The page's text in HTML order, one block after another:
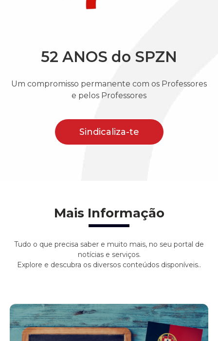
52 ANOS do SPZN
Um compromisso permanente com os Professores
e pelos Professores
Sindicaliza-te
Mais Informação
Tudo o que precisa saber e muito mais, no seu portal de
notícias e serviços.
Explore e descubra os diversos conteúdos disponíveis..